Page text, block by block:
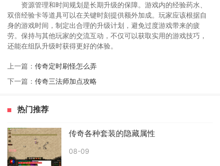
资源管理和时间规划是长期升级的保障。游戏内的经验药水、
双倍经验卡等道具可以在关键时刻提供额外加成。玩家应该根据自
身的游戏时间，制定出合理的升级计划，避免过度游戏带来的疲
劳。保持与其他玩家的交流互动，不仅可以获取实用的游戏技巧，
还能在组队升级时获得更好的体验。
上一篇： 传奇定时刷怪怎么弄
下一篇： 传奇三法师加点攻略
热门推荐
传奇各种套装的隐藏属性
08-09